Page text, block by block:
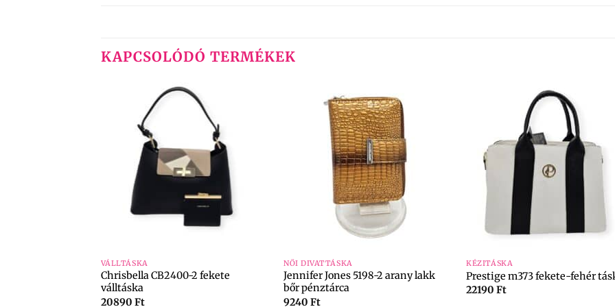
KAPCSOLÓDÓ TERMÉKEK
VÁLLTÁSKA
Chrisbella CB2400-2 fekete
válltáska
20890 Ft
NŐI DIVATTÁSKA
Jennifer Jones 5198-2 arany lakk
bőr pénztárca
9240Ft
KÉZITÁSKA
Prestige m373 fekete-fehér
22190Ft